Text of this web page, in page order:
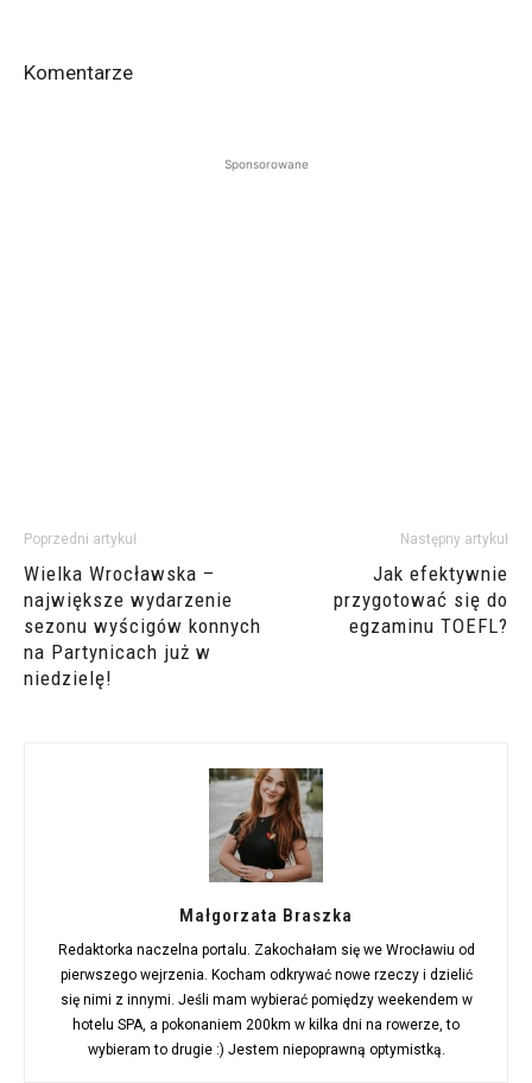
Komentarze
Sponsorowane
Poprzedni artykuł
Wielka Wrocławska –
największe wydarzenie
sezonu wyścigów konnych
na Partynicach już w
niedzielę!
Następny artykuł
Jak efektywnie
przygotować się do
egzaminu TOEFL?
Małgorzata Braszka
Redaktorka naczelna portalu. Zakochałam się we Wrocławiu od
pierwszego wejrzenia. Kocham odkrywać nowe rzeczy i dzielić
się nimi z innymi. Jeśli mam wybierać pomiędzy weekendem w
hotelu SPA, a pokonaniem 200km w kilka dni na rowerze, to
wybieram to drugie :) Jestem niepoprawną optymistką.